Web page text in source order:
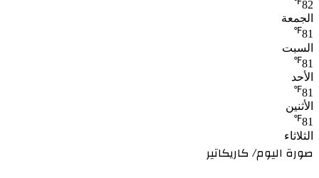
82
الجمعة
81
℉
السبت
81
℉
الأحد
81
℉
الأثنين
81
℉
الثلاثاء
صورة اليوم/ كاريكاتير